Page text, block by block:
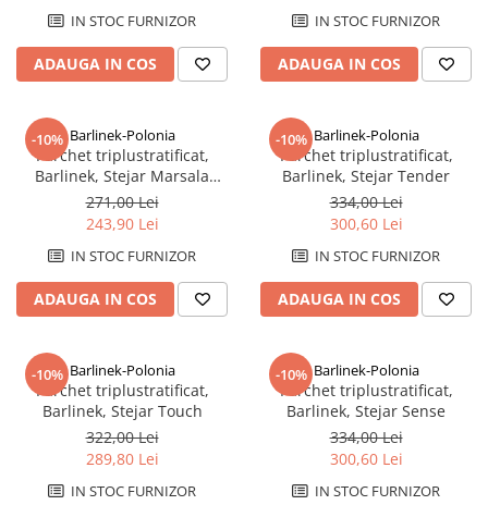
IN STOC FURNIZOR
ADAUGA IN COS
IN STOC FURNIZOR
ADAUGA IN COS
-10% Barlinek-Polonia
Parchet triplustratificat,
Barlinek, Stejar Marsala
Grande
271,00 Lei
243,90 Lei
IN STOC FURNIZOR
ADAUGA IN COS
-10% Barlinek-Polonia
Parchet triplustratificat,
Barlinek, Stejar Tender
334,00 Lei
300,60 Lei
IN STOC FURNIZOR
ADAUGA IN COS
-10% Barlinek-Polonia
Parchet triplustratificat,
Barlinek, Stejar Touch
322,00 Lei
289,80 Lei
IN STOC FURNIZOR
-10% Barlinek-Polonia
Parchet triplustratificat,
Barlinek, Stejar Sense
334,00 Lei
300,60 Lei
IN STOC FURNIZOR